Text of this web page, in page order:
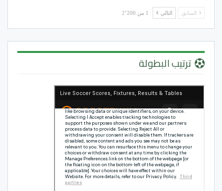
السابق التالي 1 من 2٬200
ترتيب البطولة